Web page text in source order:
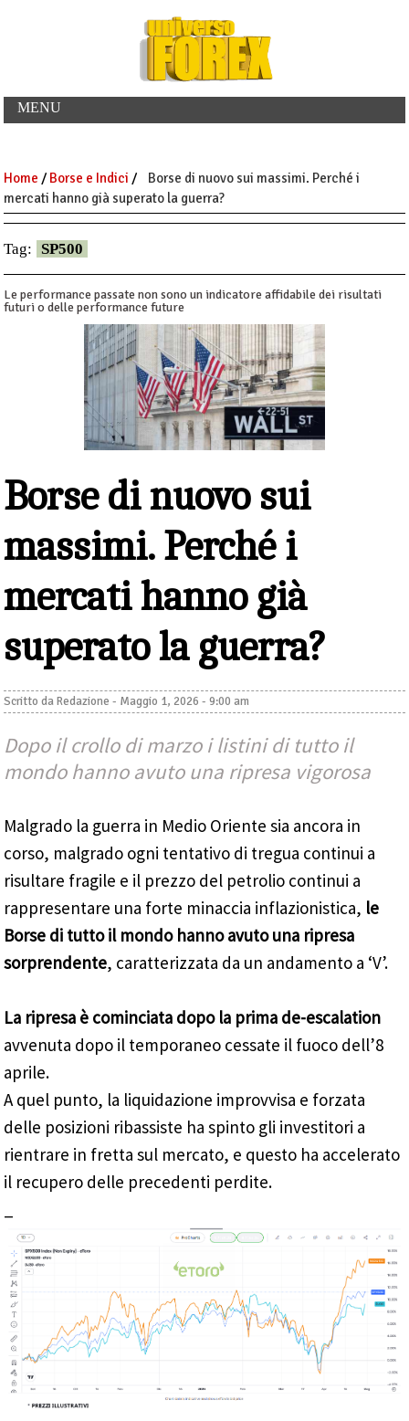
MENU
Home / Borse e Indici /
Borse di nuovo sui massimi. Perché i
mercati hanno già superato la guerra?
Tag: SP500
Le performance passate non sono un indicatore affidabile dei risultati
futuri o delle performance future
Borse di nuovo sui
massimi. Perché i
mercati hanno già
superato la guerra?
Scritto daRedazione - Maggio 1, 2026 - 9:00 am
Dopo il crollo di marzo i listini di tutto il
mondo hanno avuto una ripresa vigorosa
Malgrado la guerra in Medio Oriente sia ancora in
corso, malgrado ogni tentativo di tregua continui a
risultare fragile e il prezzo del petrolio continui a
rappresentare una forte minaccia inflazionistica, le
Borse di tutto il mondo hanno avuto una ripresa
sorprendente, caratterizzata da un andamento a ‘V’.
La ripresa è cominciata dopo la prima de-escalation
avvenuta dopo il temporaneo cessate il fuoco dell’8
aprile.
A quel punto, la liquidazione improvvisa e forzata
delle posizioni ribassiste ha spinto gli investitori a
rientrare in fretta sul mercato, e questo ha accelerato
il recupero delle precedenti perdite.